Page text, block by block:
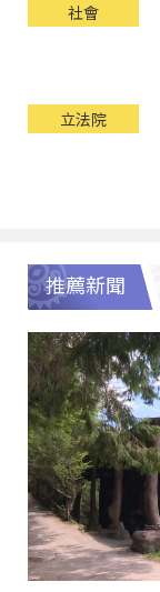
社會
立法院
推薦新聞